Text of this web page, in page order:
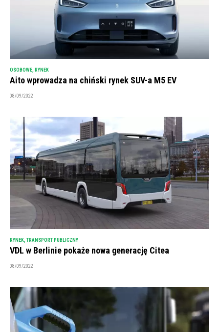
OSOBOWE RYNEK
Aito wprowadza na chiński rynek SUV-a M5 EV
08/09/2022
RYNEK TRANSPORT PUBLICZNY
VDL w Berlinie pokaże nowa generację Citea
08/09/2022